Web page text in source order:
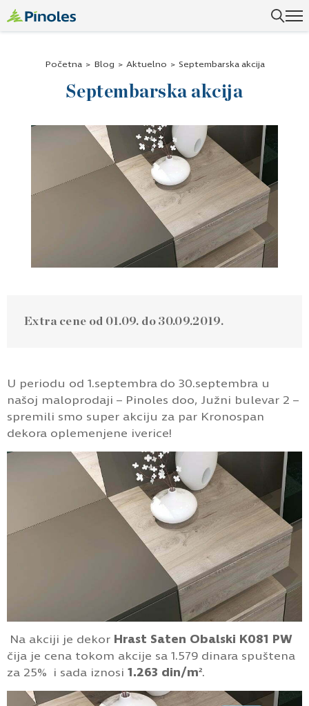
Početna > Blog > Aktuelno > Septembarska akcija
Septembarska akcija
Extra cene od 01.09. do 30.09.2019.
U periodu od 1.septembra do 30.septembra u
našoj maloprodaji – Pinoles doo, Južni bulevar 2 –
spremili smo super akciju za par Kronospan
dekora oplemenjene iverice!
Na akciji je dekor Hrast Saten Obalski K081 PW
čija je cena tokom akcije sa 1.579 dinara spuštena
za 25% i sada iznosi 1.263 din/m².